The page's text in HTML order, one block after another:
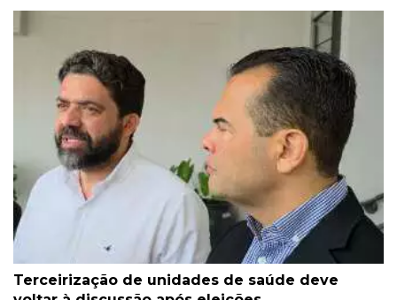
Terceirização de unidades de saúde deve